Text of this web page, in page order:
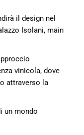
il design nel
Isolani, main
vinicola, dove
attraverso la
un mondo